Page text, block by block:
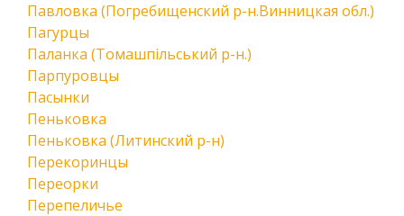
Павловка (Погребищенский р-н.Винницкая обл.)
Пагурцы
Паланка (Томашпільський р-н.)
Парпуровцы
Пасынки
Пеньковка
Пеньковка (Литинский р-н)
Перекоринцы
Переорки
Перепеличье